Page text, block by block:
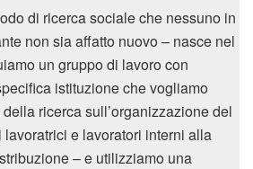
di ricerca sociale che nessuno in
non sia affatto nuovo – nasce nel
un gruppo di lavoro con
istituzione che vogliamo
ricerca sull’organizzazione del
lavoratrici e lavoratori interni alla
– e utilizziamo una